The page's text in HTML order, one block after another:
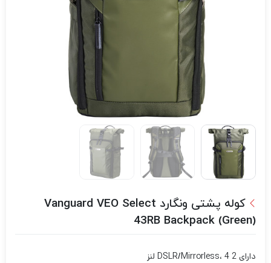
کوله پشتی ونگارد Vanguard VEO Select
43RB Backpack (Green)
دارای 2 DSLR/Mirrorless، 4 لنز